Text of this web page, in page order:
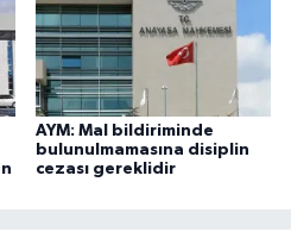
AYM: Mal bildiriminde
bulunulmamasına disiplin
cezası gereklidir